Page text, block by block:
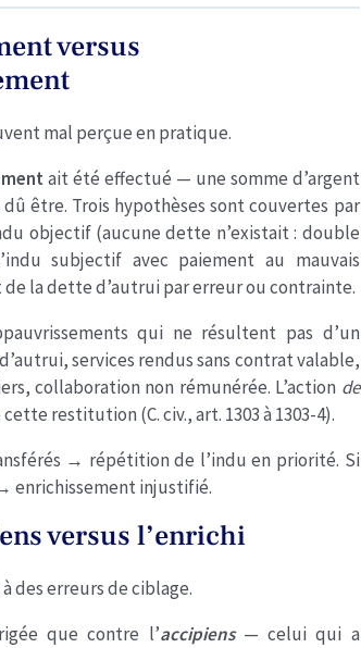
versus
mal perçue en pratique.
ait été effectué — une somme d’argent
être. Trois hypothèses sont couvertes par
objectif (aucune dette n’existait : double
subjectif avec paiement au mauvais
la dette d’autrui par erreur ou contrainte.
qui ne résultent pas d’un
services rendus sans contrat valable,
collaboration non rémunérée. L’action de
restitution (C. civ., art. 1303 à 1303-4).
→ répétition de l’indu en priorité. Si
enrichissement injustifié.
versus l’enrichi
des erreurs de ciblage.
que contre l’accipiens— celui qui a